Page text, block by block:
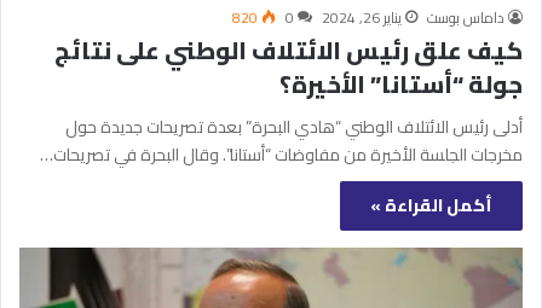
داماس بوست يناير 26, 2024 0
820
كيف علق رئيس الائتلاف الوطني على نتائج
جولة “أستانا” الأخيرة؟
أدلى رئيس الائتلاف الوطني “هادي البحرة” بعدة تصريحات جديدة حول
مخرجات الجلسة الأخيرة من مفاوضات “أستانا”. وقال البحرة في تصريحات…
أكمل القراءة »